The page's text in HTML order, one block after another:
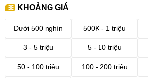
KHOẢNG GIÁ
Dưới 500 nghìn 500K - 1 triệu
3 - 5 triệu 5 - 10 triệu
50 - 100 triệu 100 - 200 triệu